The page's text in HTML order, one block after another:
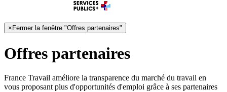
× Fermer la fenêtre "Offres partenaires"
Offres partenaires
France Travail améliore la transparence du marché du travail en
vous proposant plus d'opportunités d'emploi grâce à ses partenaires